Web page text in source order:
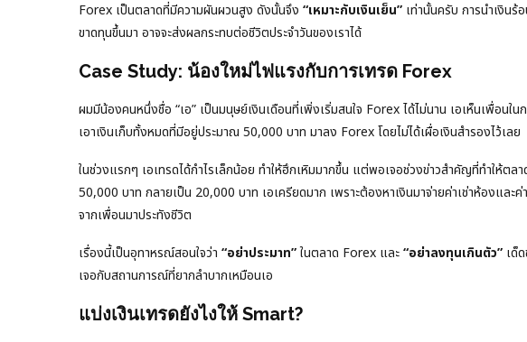
Forex เป็นตลาดที่มีความผันผวนสูง ดังนั้นจึง “เหมาะกับเงินเย็น” เท่านั้นครับ การนำเงินร้
ขาดทุนขึ้นมา อาจจะส่งผลกระทบต่อชีวิตประจำวันของเราได้
Case Study: น้องใหม่ไฟแรงกับการเทรด Forex
ผมมีน้องคนหนึ่งชื่อ “เอ” เป็นมนุษย์เงินเดือนที่เพิ่งเริ่มสนใจ Forex ได้ไม่นาน เอเห็นเพื่อนใน
เอาเงินเก็บทั้งหมดที่มีอยู่ประมาณ 50,000 บาท มาลง Forex โดยไม่ได้เผื่อเงินสำรองไว้เลย
ในช่วงแรกๆ เอเทรดได้กำไรเล็กน้อย ทำให้ฮึกเหิมมากขึ้น แต่พอเจอช่วงข่าวสำคัญที่ทำให้ตล
50,000 บาท กลายเป็น 20,000 บาท เอเครียดมาก เพราะต้องหาเงินมาจ่ายค่าเช่าห้องและ
จากเพื่อนมาประทังชีวิต
เรื่องนี้เป็นอุทาหรณ์สอนใจว่า “อย่าประมาท”ในตลาด Forex และ“อย่าลงทุนเกินตัว” เด็
เจอกับสถานการณ์ที่ยากลำบากเหมือนเอ
แบ่งเงินเทรดยังไงให้ Smart?